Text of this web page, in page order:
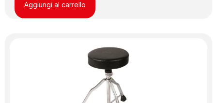
Aggiungi al carrello